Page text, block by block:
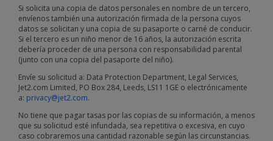
Si solicita una copia de datos personales en nombre de un tercero,
envíenos también una autorización firmada de la persona cuyos
datos se solicitan y una copia de su pasaporte o carné de conducir.
Si el tercero es un niño menor de 16 años, la autorización escrita
debería proceder de una persona con responsabilidad parental
(junto con una copia del pasaporte del niño).
Envíe su solicitud a: Data Protection Department, Legal Services,
Jet2.com Limited, PO Box 284, Leeds, LS11 1GE o electrónicamente
a: privacy@jet2.com.
No tiene que pagar tasas por las copias de su información, a menos
que su solicitud esté infundada, sea repetitiva o excesiva, en cuyo
caso cobraremos una cantidad razonable según las circunstancias.